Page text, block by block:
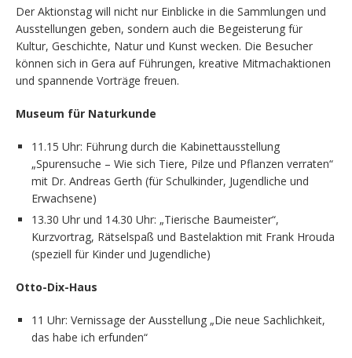
Der Aktionstag will nicht nur Einblicke in die Sammlungen und
Ausstellungen geben, sondern auch die Begeisterung für
Kultur, Geschichte, Natur und Kunst wecken. Die Besucher
können sich in Gera auf Führungen, kreative Mitmachaktionen
und spannende Vorträge freuen.
Museum für Naturkunde
11.15 Uhr: Führung durch die Kabinettausstellung
„Spurensuche – Wie sich Tiere, Pilze und Pflanzen verraten“
mit Dr. Andreas Gerth (für Schulkinder, Jugendliche und
Erwachsene)
13.30 Uhr und 14.30 Uhr: „Tierische Baumeister“,
Kurzvortrag, Rätselspaß und Bastelaktion mit Frank Hrouda
(speziell für Kinder und Jugendliche)
Otto-Dix-Haus
11 Uhr: Vernissage der Ausstellung „Die neue Sachlichkeit,
das habe ich erfunden“